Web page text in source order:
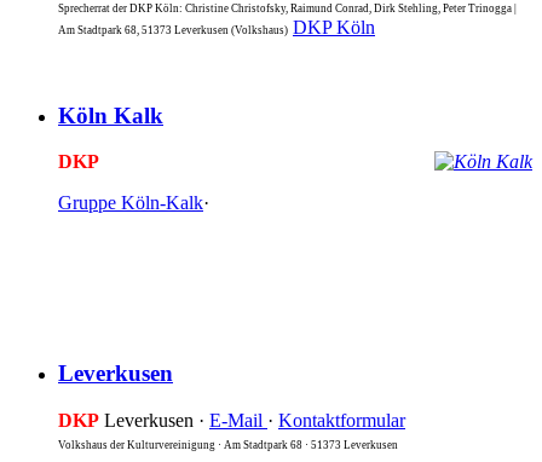
Sprecherrat der DKP Köln: Christine Christofsky, Raimund Conrad, Dirk Stehling, Peter Trinogga |
Am Stadtpark 68, 51373 Leverkusen (Volkshaus) DKP Köln
Köln Kalk
DKP
Gruppe Köln-Kalk·
Leverkusen
DKP Leverkusen · E-Mail · Kontaktformular
Volkshaus der Kulturvereinigung · Am Stadtpark 68 · 51373 Leverkusen